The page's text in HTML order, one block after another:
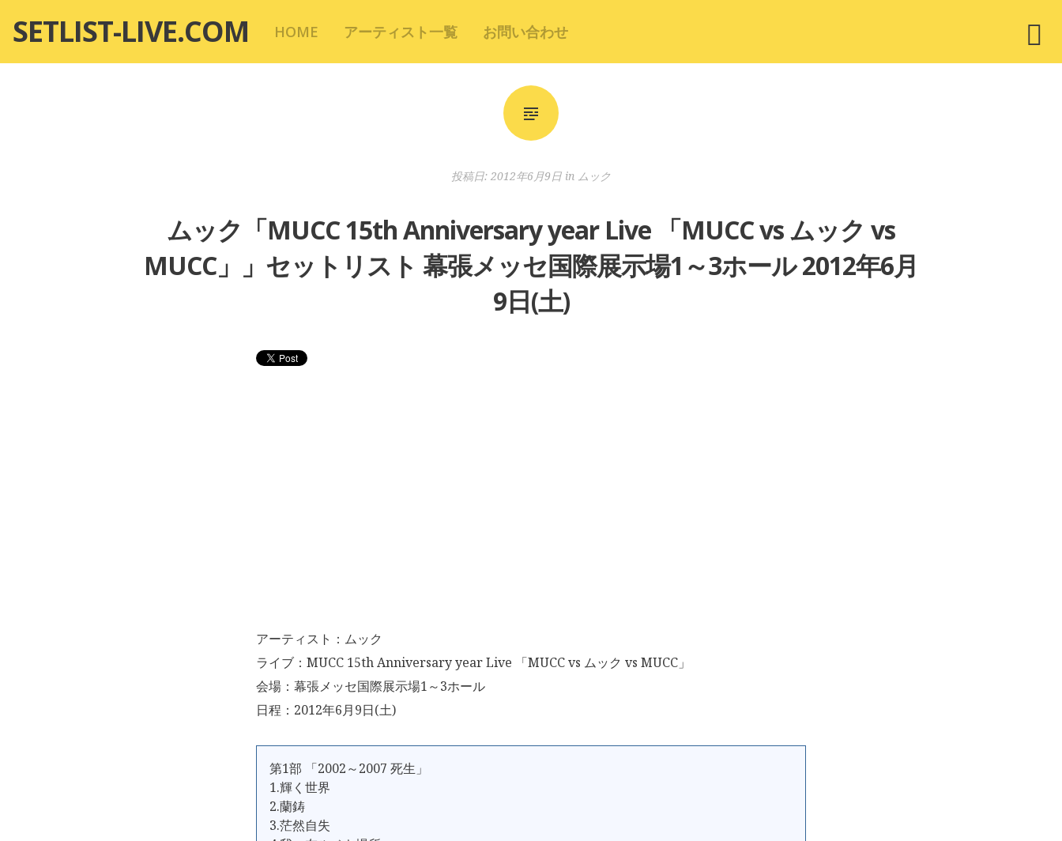
テ
SETLIST-LIVE.COM HOME アーティスト一覧 お問い合わせ
投稿日: 2012年6月9日 in ムック
ムック「MUCC 15th Anniversary year Live 「MUCC vs ムック vs
MUCC」」セットリスト 幕張メッセ国際展示場1～3ホール 2012年6月
9日(土)
アーティスト：ムック
ライブ：MUCC 15th Anniversary year Live 「MUCC vs ムック vs MUCC」
会場：幕張メッセ国際展示場1～3ホール
日程：2012年6月9日(土)
第1部 「2002～2007 死生」
1.輝く世界
2.蘭鋳
3.茫然自失